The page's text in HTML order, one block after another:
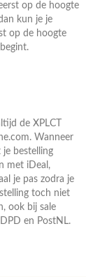
op de hoogte
kun je je
op de hoogte
de XPLCT
Wanneer
bestelling
met iDeal,
je pas zodra je
toch niet
ook bij sale
en PostNL.